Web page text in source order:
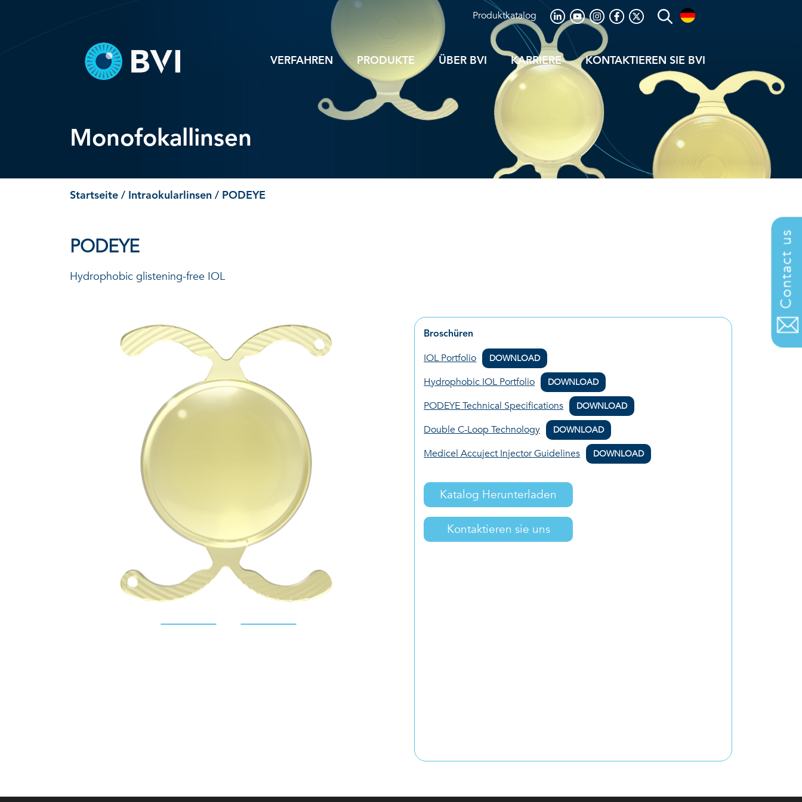
Produktkatalog
VERFAHREN PRODUKTE ÜBER BVI KARRIERE KONTAKTIEREN SIE BVI
Monofokallinsen
Startseite / Intraokularlinsen / PODEYE
PODEYE
Hydrophobic glistening-free IOL
Broschüren
IOL Portfolio DOWNLOAD
Hydrophobic IOL Portfolio DOWNLOAD
PODEYE Technical Specifications DOWNLOAD
Double C-Loop Technology DOWNLOAD
Medicel Accuject Injector Guidelines DOWNLOAD
Katalog Herunterladen
Kontaktieren sie uns
Contact us